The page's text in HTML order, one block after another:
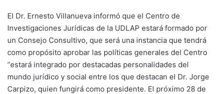
El Dr. Ernesto Villanueva informó que el Centro de
Investigaciones Jurídicas de la UDLAP estará formado por
un Consejo Consultivo, que será una instancia que tendrá
como propósito aprobar las políticas generales del Centro
“estará integrado por destacadas personalidades del
mundo jurídico y social entre los que destacan el Dr. Jorge
Carpizo, quien fungirá como presidente. El próximo 28 de